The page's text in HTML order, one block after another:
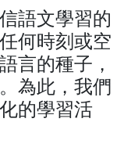
語文學習的
何時刻或空
言的種子，
為此，我們
的學習活